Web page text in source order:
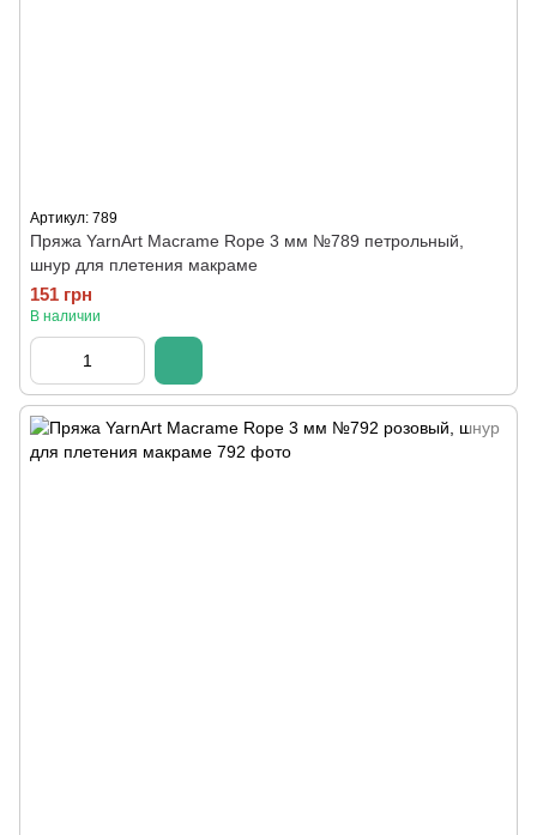
Артикул: 789
Пряжа YarnArt Macrame Rope 3 мм №789 петрольный,
шнур для плетения макраме
151 грн
В наличии